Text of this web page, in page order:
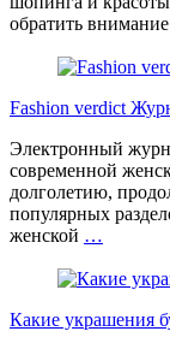
обратить
Fashion verdict
Электронный
современной
долголетию,
популярных
женской …
Какие украшения